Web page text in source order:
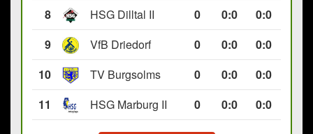
8
HSG Dilltal II 0 0:0
0:0
9
VfB Driedorf 0 0:0
0:0
10
TV Burgsolms 0 0:0
0:0
11
HSG Marburg II 0 0:0 0:0